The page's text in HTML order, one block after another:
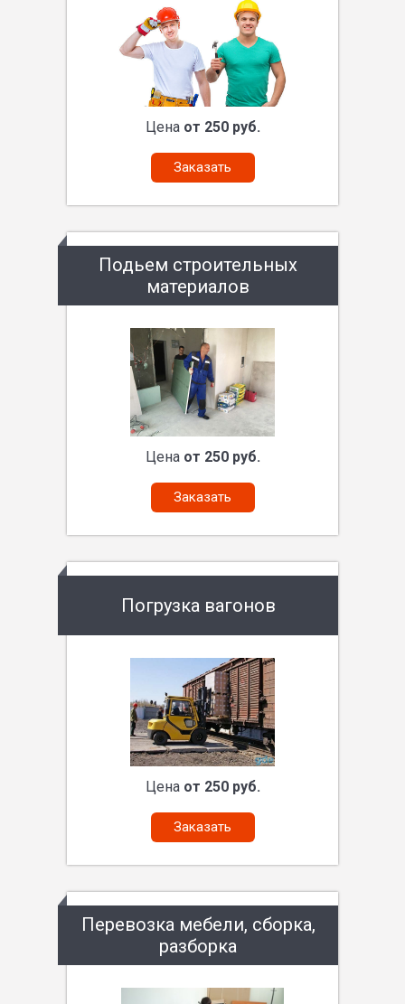
Цена от 250 руб.
Заказать
Подьем строительных
материалов
Цена от 250 руб.
Заказать
Погрузка вагонов
Цена от 250 руб.
Заказать
Перевозка мебели, сборка,
разборка